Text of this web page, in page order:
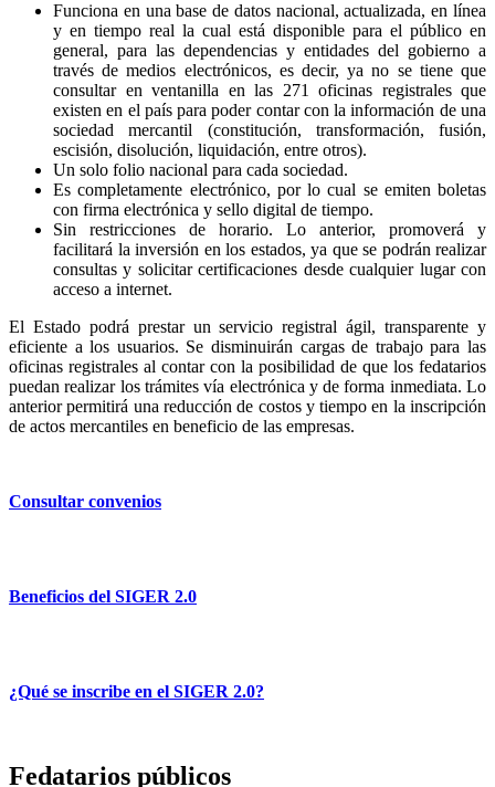
Funciona en una base de datos nacional, actualizada, en línea
y en tiempo real la cual está disponible para el público en
general, para las dependencias y entidades del gobierno a
través de medios electrónicos, es decir, ya no se tiene que
consultar en ventanilla en las 271 oficinas registrales que
existen en el país para poder contar con la información de una
sociedad mercantil (constitución, transformación, fusión,
escisión, disolución, liquidación, entre otros).
Un solo folio nacional para cada sociedad.
Es completamente electrónico, por lo cual se emiten boletas
con firma electrónica y sello digital de tiempo.
Sin restricciones de horario. Lo anterior, promoverá y
facilitará la inversión en los estados, ya que se podrán realizar
consultas y solicitar certificaciones desde cualquier lugar con
acceso a internet.
El Estado podrá prestar un servicio registral ágil, transparente y
eficiente a los usuarios. Se disminuirán cargas de trabajo para las
oficinas registrales al contar con la posibilidad de que los fedatarios
puedan realizar los trámites vía electrónica y de forma inmediata. Lo
anterior permitirá una reducción de costos y tiempo en la inscripción
de actos mercantiles en beneficio de las empresas.
Consultar convenios
Beneficios del SIGER 2.0
¿Qué se inscribe en el SIGER 2.0?
Fedatarios públicos